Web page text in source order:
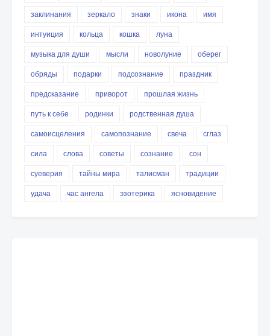
заклинания
зеркало знаки икона
имя
интуиция
кольца кошка
луна
музыка для души
мысли новолуние
оберег
обряды
подарки подсознание
праздник
предсказание
приворот
прошлая жизнь
путь к себе
родинки
родственная душа
самоисцеления
самопознание свеча
сглаз
сила
слова советы сознание
сон
суеверия
тайны мира талисман
традиции
удача
час ангела эзотерика ясновидение